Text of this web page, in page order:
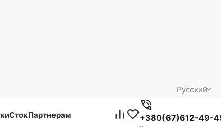
Русский
СтокПартнерам +380(67)612-49-